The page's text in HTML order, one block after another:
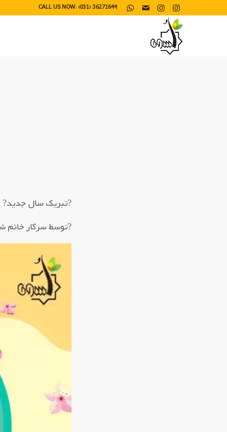
CALL US NOW: (031) 36271644
?تبریک سال جدید?
?توسط سرکار خانم